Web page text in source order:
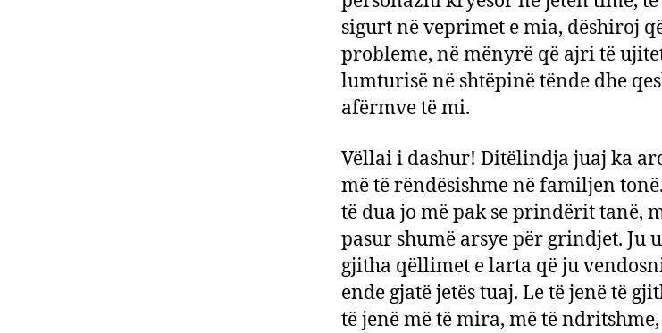
sigurt në veprimet e mia, dëshiroj
probleme, në mënyrë që ajri të
lumturisë në shtëpinë tënde dhe
afërmve të mi.
Vëllai i dashur! Ditëlindja juaj ka
më të rëndësishme në familjen
të dua jo më pak se prindërit tanë,
pasur shumë arsye për grindjet. Ju
gjitha qëllimet e larta që ju
ende gjatë jetës tuaj. Le të jenë të
të jenë më të mira, më të ndritshme,